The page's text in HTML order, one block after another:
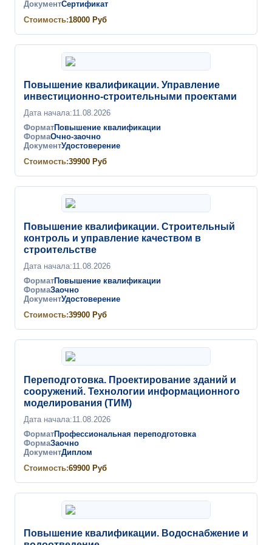
ДокументСертификат
Стоимость:18000 Руб
Повышение квалификации. Управление
инвестиционно-строительными проектами
Дата начала:11.08.2026
ФорматПовышение квалификации
ФормаОчно-заочно
ДокументУдостоверение
Стоимость:39900 Руб
Повышение квалификации. Строительный
контроль и управление качеством в
строительстве
Дата начала:11.08.2026
ФорматПовышение квалификации
ФормаЗаочно
ДокументУдостоверение
Стоимость:39900 Руб
Переподготовка. Проектирование зданий и
сооружений. Технологии информационного
моделирования (ТИМ)
Дата начала:11.08.2026
ФорматПрофессиональная переподготовка
ФормаЗаочно
ДокументДиплом
Стоимость:69900 Руб
Повышение квалификации. Водоснабжение и